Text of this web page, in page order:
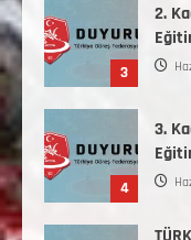
3
2.
4
3.